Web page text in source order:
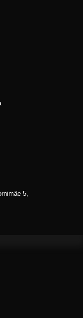
5,